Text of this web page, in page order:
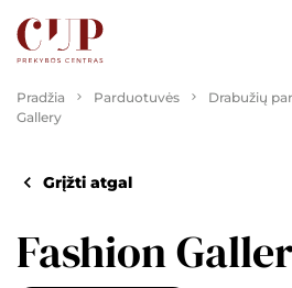
Pradžia Parduotuvės Drabužių
Gallery
Grįžti atgal
Fashion